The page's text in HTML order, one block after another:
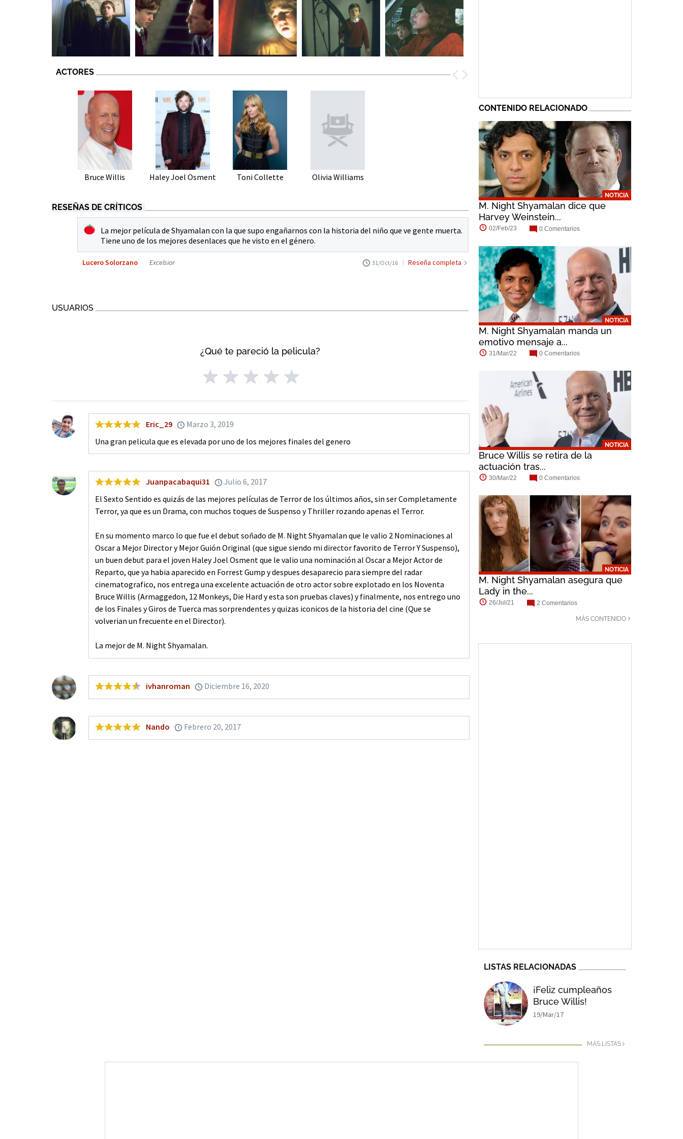
ACTORES
Bruce Willis Haley Joel Osment Toni Collette Olivia Williams
RESEÑAS DE CRÍTICOS
La mejor película de Shyamalan con la que supo engañarnos con la historia del niño que ve gente muerta.
Tiene uno de los mejores desenlaces que he visto en el género.
Lucero Solorzano Excelsior 31/Oct/16 Reseña completa
USUARIOS
¿Qué te pareció la pelicula?
Eric_29
Marzo 3, 2019
Una gran pelicula que es elevada por uno de los mejores finales del genero
Juanpacabaqui31
Julio 6, 2017
El Sexto Sentido es quizás de las mejores películas de Terror de los últimos años, sin ser Completamente
Terror, ya que es un Drama, con muchos toques de Suspenso y Thriller rozando apenas el Terror.
En su momento marco lo que fue el debut soñado de M. Night Shyamalan que le valio 2 Nominaciones al
Oscar a Mejor Director y Mejor Guión Original (que sigue siendo mi director favorito de Terror Y Suspenso),
un buen debut para el joven Haley Joel Osment que le valio una nominación al Oscar a Mejor Actor de
Reparto, que ya habia aparecido en Forrest Gump y despues desaparecio para siempre del radar
cinematografico, nos entrega una excelente actuación de otro actor sobre explotado en los Noventa
Bruce Willis (Armaggedon, 12 Monkeys, Die Hard y esta son pruebas claves) y finalmente, nos entrego uno
de los Finales y Giros de Tuerca mas sorprendentes y quizas iconicos de la historia del cine (Que se
volverian un frecuente en el Director).
La mejor de M. Night Shyamalan.
ivhanroman Diciembre 16, 2020
Nando Febrero 20, 2017
CONTENIDO RELACIONADO
NOTICIA
M. Night Shyamalan dice que
Harvey Weinstein...
02/Feb/23 0 Comentarios
NOTICIA
M. Night Shyamalan manda un
emotivo mensaje a...
31/Mar/22 0 Comentarios
NOTICIA
Bruce Willis se retira de la
actuación tras...
30/Mar/22 0 Comentarios
NOTICIA
M. Night Shyamalan asegura que
Lady in the...
26/Jul/21 2 Comentarios
MÁS CONTENIDO
LISTAS RELACIONADAS
¡Feliz cumpleaños
Bruce Willis!
19/Mar/17
MÁS LISTAS